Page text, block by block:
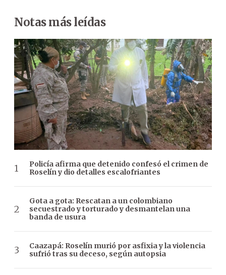
Notas más leídas
Policía afirma que detenido confesó el crimen de
Roselín y dio detalles escalofriantes
Gota a gota: Rescatan a un colombiano
secuestrado y torturado y desmantelan una
banda de usura
Caazapá: Roselín murió por asfixia y la violencia
sufrió tras su deceso, según autopsia